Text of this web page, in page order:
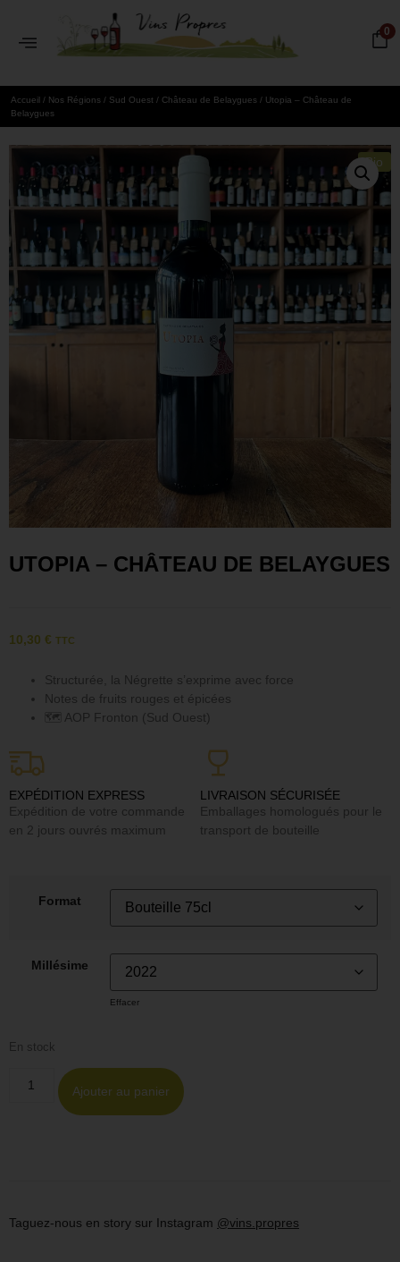
0
Accueil / Nos Régions / Sud Ouest / Château de Belaygues / Utopia – Château de
Belaygues
Bio
UTOPIA – CHÂTEAU DE BELAYGUES
10,30 € TTC
Structurée, la Négrette s’exprime avec force
Notes de fruits rouges et épicées
🗺 AOP Fronton (Sud Ouest)
EXPÉDITION EXPRESS
Expédition de votre commande
en 2 jours ouvrés maximum
LIVRAISON SÉCURISÉE
Emballages homologués pour le
transport de bouteille
Format
Millésime
Effacer
En stock
Ajouter au panier
Taguez-nous en story sur Instagram @vins.propres